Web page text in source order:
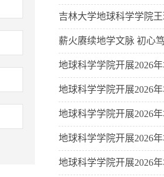
吉林大学地球科学学院
薪火赓续地学文脉 初心
地球科学学院开展2026
地球科学学院开展2026
地球科学学院开展2026
地球科学学院开展2026
地球科学学院开展2026